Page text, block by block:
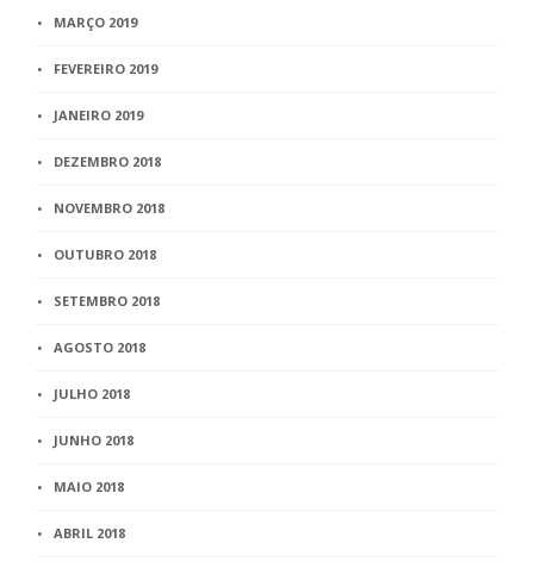
MARÇO 2019
FEVEREIRO 2019
JANEIRO 2019
DEZEMBRO 2018
NOVEMBRO 2018
OUTUBRO 2018
SETEMBRO 2018
AGOSTO 2018
JULHO 2018
JUNHO 2018
MAIO 2018
ABRIL 2018